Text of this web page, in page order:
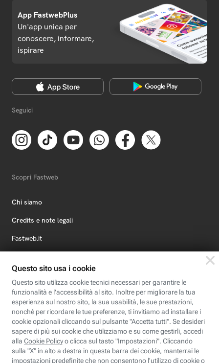
App FastwebPlus
Un'app unica per
conoscere, informare,
ispirare
Seguici
Scopri Fastweb
Chi siamo
Credits e note legali
Fastweb.it
Fastweb Digital Academy
STEP FuturAbility District